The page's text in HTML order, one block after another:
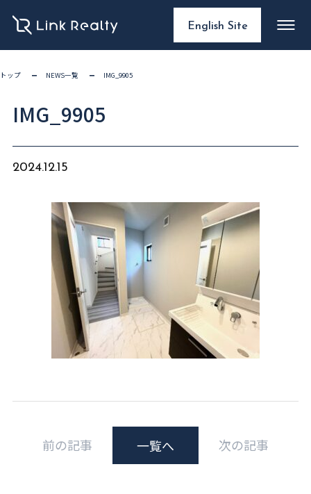
English Site
トップ NEWS一覧 IMG_9905
IMG_9905
2024.12.15
前の記事 一覧へ 次の記事